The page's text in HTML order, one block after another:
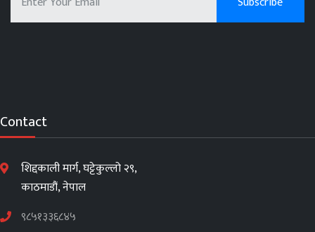
Contact
शिद्दकाली मार्ग, घट्टेकुल्लो २९,
काठमाडौं, नेपाल
९८५१३३६८४५